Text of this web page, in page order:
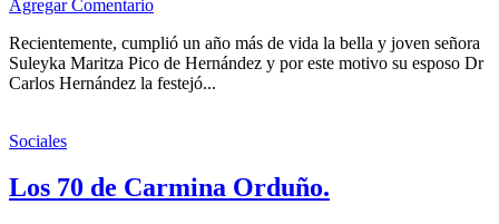
Agregar Comentario
Recientemente, cumplió un año más de vida la bella y joven señora
Suleyka Maritza Pico de Hernández y por este motivo su esposo Dr
Carlos Hernández la festejó...
Sociales
Los 70 de Carmina Orduño.